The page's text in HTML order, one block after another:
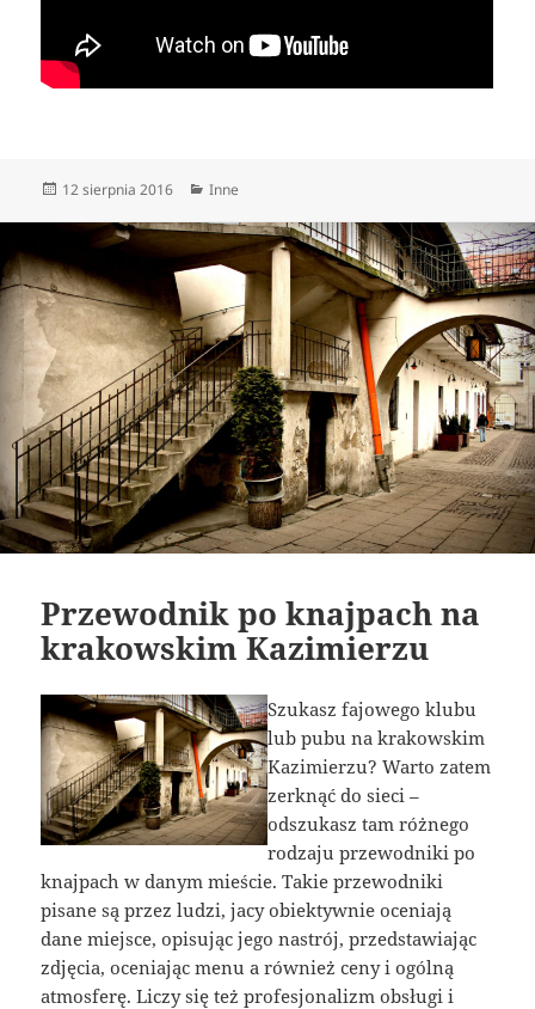
Data
12 sierpnia 2016 Kategorie
Inne
Przewodnik po knajpach na
krakowskim Kazimierzu
Szukasz fajowego klubu
lub pubu na krakowskim
Kazimierzu? Warto zatem
zerknąć do sieci –
odszukasz tam różnego
rodzaju przewodniki po
knajpach w danym mieście. Takie przewodniki
pisane są przez ludzi, jacy obiektywnie oceniają
dane miejsce, opisując jego nastrój, przedstawiając
zdjęcia, oceniając menu a również ceny i ogólną
atmosferę. Liczy się też profesjonalizm obsługi i